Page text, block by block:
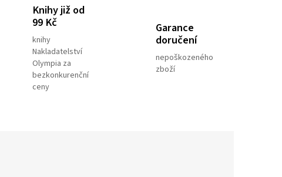
Knihy již od
99 Kč
knihy
Nakladatelství
Olympia za
bezkonkurenční
ceny
Garance
doručení
nepoškozeného
zboží